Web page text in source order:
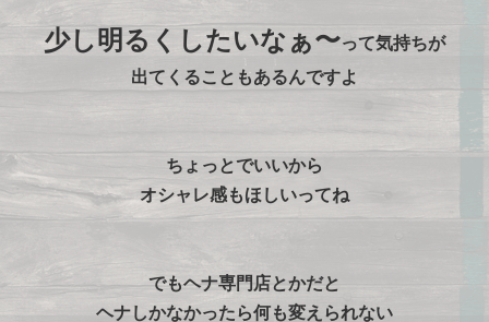
少し明るくしたいなぁ〜って気持ちが
出てくることもあるんですよ
ちょっとでいいから
オシャレ感もほしいってね
でもヘナ専門店とかだと
ヘナしかなかったら何も変えられない